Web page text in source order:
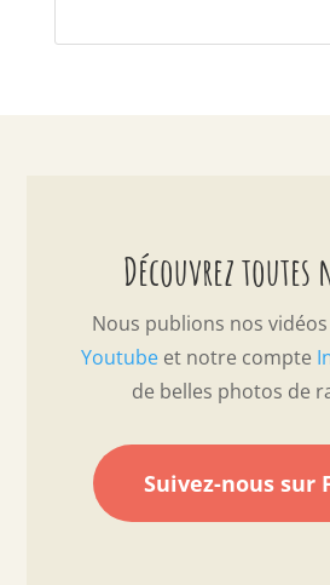
Découvrez toutes
Nous publions nos
Youtube et notre compte
de belles photos de
Suivez-nous sur